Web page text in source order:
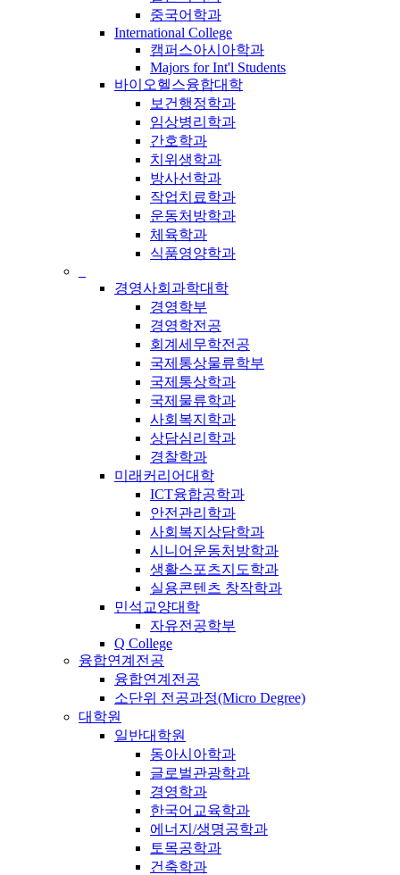
중국어학과
International College
캠퍼스아시아학과
Majors for Int'l Students
바이오헬스융합대학
보건행정학과
임상병리학과
간호학과
치위생학과
방사선학과
작업치료학과
운동처방학과
체육학과
식품영양학과
경영사회과학대학
경영학부
경영학전공
회계세무학전공
국제통상물류학부
국제통상학과
국제물류학과
사회복지학과
상담심리학과
경찰학과
미래커리어대학
ICT융합공학과
안전관리학과
사회복지상담학과
시니어운동처방학과
생활스포츠지도학과
실용콘텐츠 창작학과
민석교양대학
자유전공학부
Q College
융합연계전공
융합연계전공
소단위 전공과정(Micro Degree)
대학원
일반대학원
동아시아학과
글로벌관광학과
경영학과
한국어교육학과
에너지/생명공학과
토목공학과
건축학과